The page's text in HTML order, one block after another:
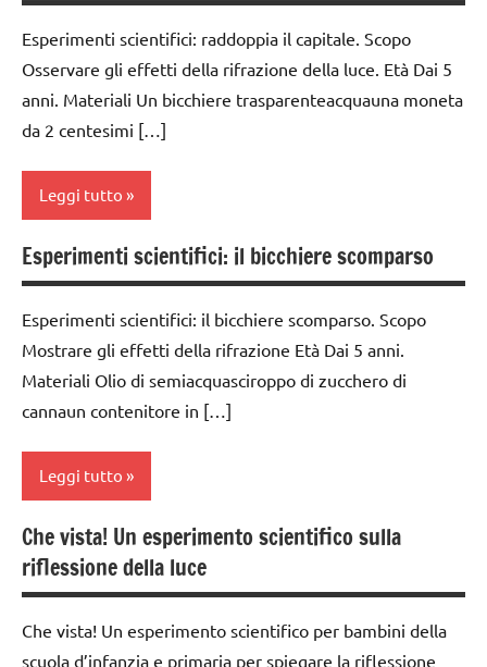
anni
ESPERIMENTI
E ATTIVITA'
ESPERIMENTI
GUIDA
DIDATTICA
SCIENZE
TUTTI GLI
ARTICOLI
classi
1a-5a
dai
6
anni
dai
6
ESPERIMENTI
E ATTIVITA'
SCIENTIFICI
GUIDA
DIDATTICA
MONTESSORI
SCIENZE
scienze:
1a
classe
2a
3a
4a
classe
5a
classi
1a-5a
dai
3 ai
dai
6
anni
ESPERIMENTI
E ATTIVITA'
Esperimenti scientifici: raddoppia il capitale. Scopo
Osservare gli effetti della rifrazione della luce. Età Dai 5
anni. Materiali Un bicchiere trasparenteacquauna moneta
da 2 centesimi […]
Leggi tutto
classe
1a
classe
2a
3a
classe
5a
classi
1a-5a
Esperimenti scientifici: il bicchiere scomparso
Esperimenti scientifici: il bicchiere scomparso. Scopo
Mostrare gli effetti della rifrazione Età Dai 5 anni.
Materiali Olio di semiacquasciroppo di zucchero di
cannaun contenitore in […]
Leggi tutto
classe
1a
2a
Che vista! Un esperimento scientifico sulla
riflessione della luce
Che vista! Un esperimento scientifico per bambini della
scuola d’infanzia e primaria per spiegare la riflessione